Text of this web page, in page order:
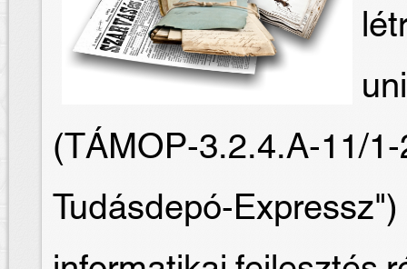
(TÁMOP-3.2.4.A-11/
Tudásdepó-